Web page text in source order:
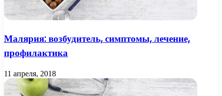
Малярия: возбудитель, симптомы, лечение,
профилактика
11 апреля, 2018